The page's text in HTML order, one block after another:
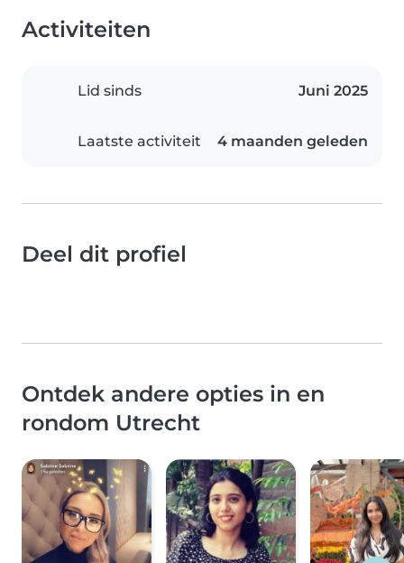
Activiteiten
Lid sinds Juni 2025
Laatste activiteit 4 maanden geleden
Deel dit profiel
Ontdek andere opties in en
rondom Utrecht